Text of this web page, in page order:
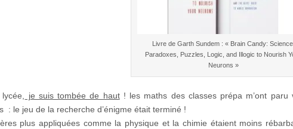
Livre de Garth Sundem : « Brain Candy: Science,
Paradoxes, Puzzles, Logic, and Illogic to Nourish
Neurons »
je suis tombée de haut! les maths des classes prépa m’ont paru
: le jeu de la recherche d’énigme était terminé !
plus appliquées comme la physique et la chimie étaient moins